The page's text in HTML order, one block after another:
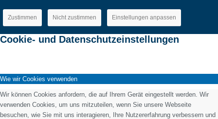
Zustimmen Nicht zustimmen Einstellungen anpassen
Cookie- und Datenschutzeinstellungen
Wie wir Cookies verwenden
Wir können Cookies anfordern, die auf Ihrem Gerät eingestellt werden. Wir
verwenden Cookies, um uns mitzuteilen, wenn Sie unsere Webseite
besuchen, wie Sie mit uns interagieren, Ihre Nutzererfahrung verbessern und